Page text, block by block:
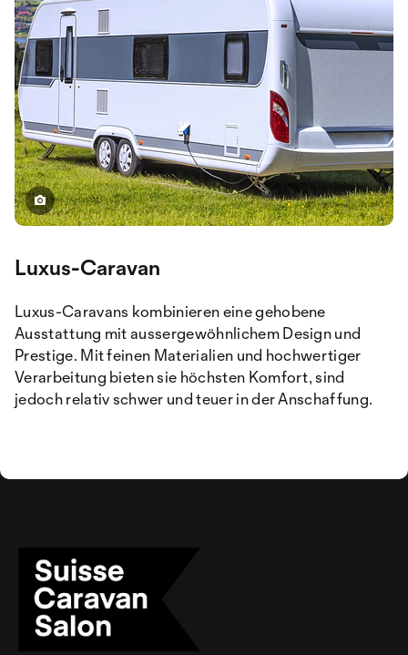
Luxus-Caravan
Luxus-Caravans kombinieren eine gehobene
Ausstattung mit aussergewöhnlichem Design und
Prestige. Mit feinen Materialien und hochwertiger
Verarbeitung bieten sie höchsten Komfort, sind
jedoch relativ schwer und teuer in der Anschaffung.